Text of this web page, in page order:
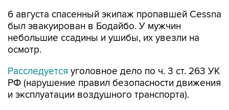
6 августа спасенный экипаж пропавшей Cessna
был эвакуирован в Бодайбо. У мужчин
небольшие ссадины и ушибы, их увезли на
осмотр.
Расследуется уголовное дело по ч. 3 ст. 263 УК
РФ (нарушение правил безопасности движения
и эксплуатации воздушного транспорта).